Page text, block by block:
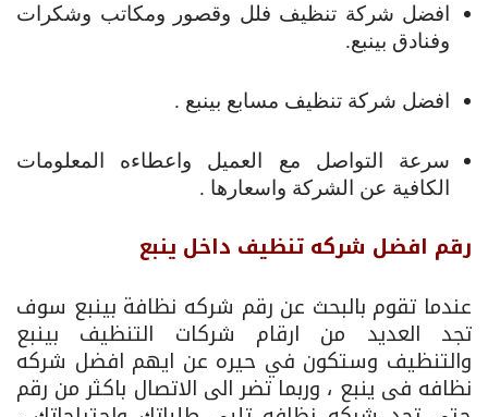
افضل شركة تنظيف فلل وقصور ومكاتب وشكرات
وفنادق بينبع.
افضل شركة تنظيف مسابع بينبع .
سرعة التواصل مع العميل واعطاءه المعلومات
الكافية عن الشركة واسعارها .
رقم افضل شركه تنظيف داخل ينبع
عندما تقوم بالبحث عن رقم شركه نظافة بينبع سوف
تجد العديد من ارقام شركات التنظيف بينبع
والتنظيف وستكون في حيره عن ايهم افضل شركه
نظافه فى ينبع ، وربما تضر الى الاتصال باكثر من رقم